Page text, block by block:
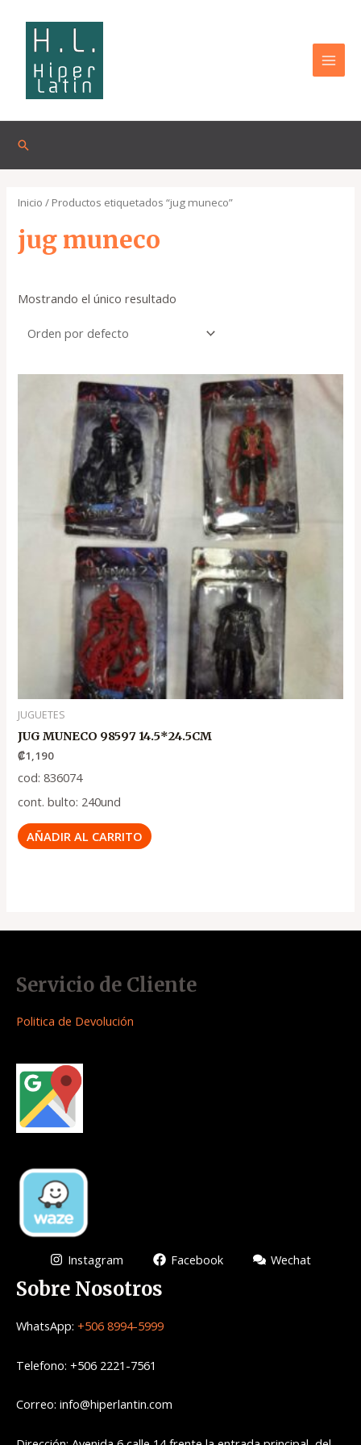
contenido
Buscar
Inicio / Productos etiquetados “jug muneco”
jug muneco
Mostrando el único resultado
JUGUETES
JUG MUNECO 98597 14.5*24.5CM
₡1,190
cod: 836074
cont. bulto: 240und
AÑADIR AL CARRITO
Servicio de Cliente
Politica de Devolución
Instagram Facebook Wechat
Sobre Nosotros
WhatsApp: +506 8994-5999
Telefono: +506 2221-7561
Correo: info@hiperlantin.com